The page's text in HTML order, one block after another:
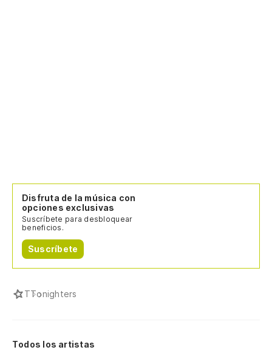
Disfruta de la música con
opciones exclusivas
Suscríbete para desbloquear
beneficios.
Suscríbete
TTonighters
Todos los artistas